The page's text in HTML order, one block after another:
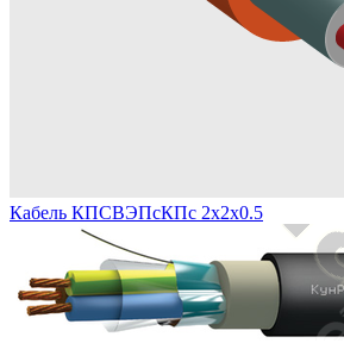
Кабель КПСВЭПсКПс 2х2х0.5